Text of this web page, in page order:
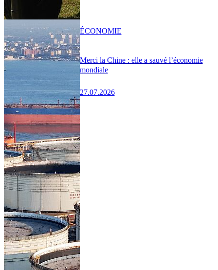
Merci la Chine : elle a sauvé l’économie
mondiale
27.07.2026
ÉCONOMIE